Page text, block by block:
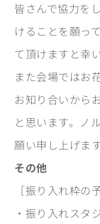
皆さんで協力を
けることを願っ
て頂けますと幸い
また会場ではお
お知り合いから
と思います。ノ
願い申し上げます
その他
［振り入れ枠の
・振り入れスタ